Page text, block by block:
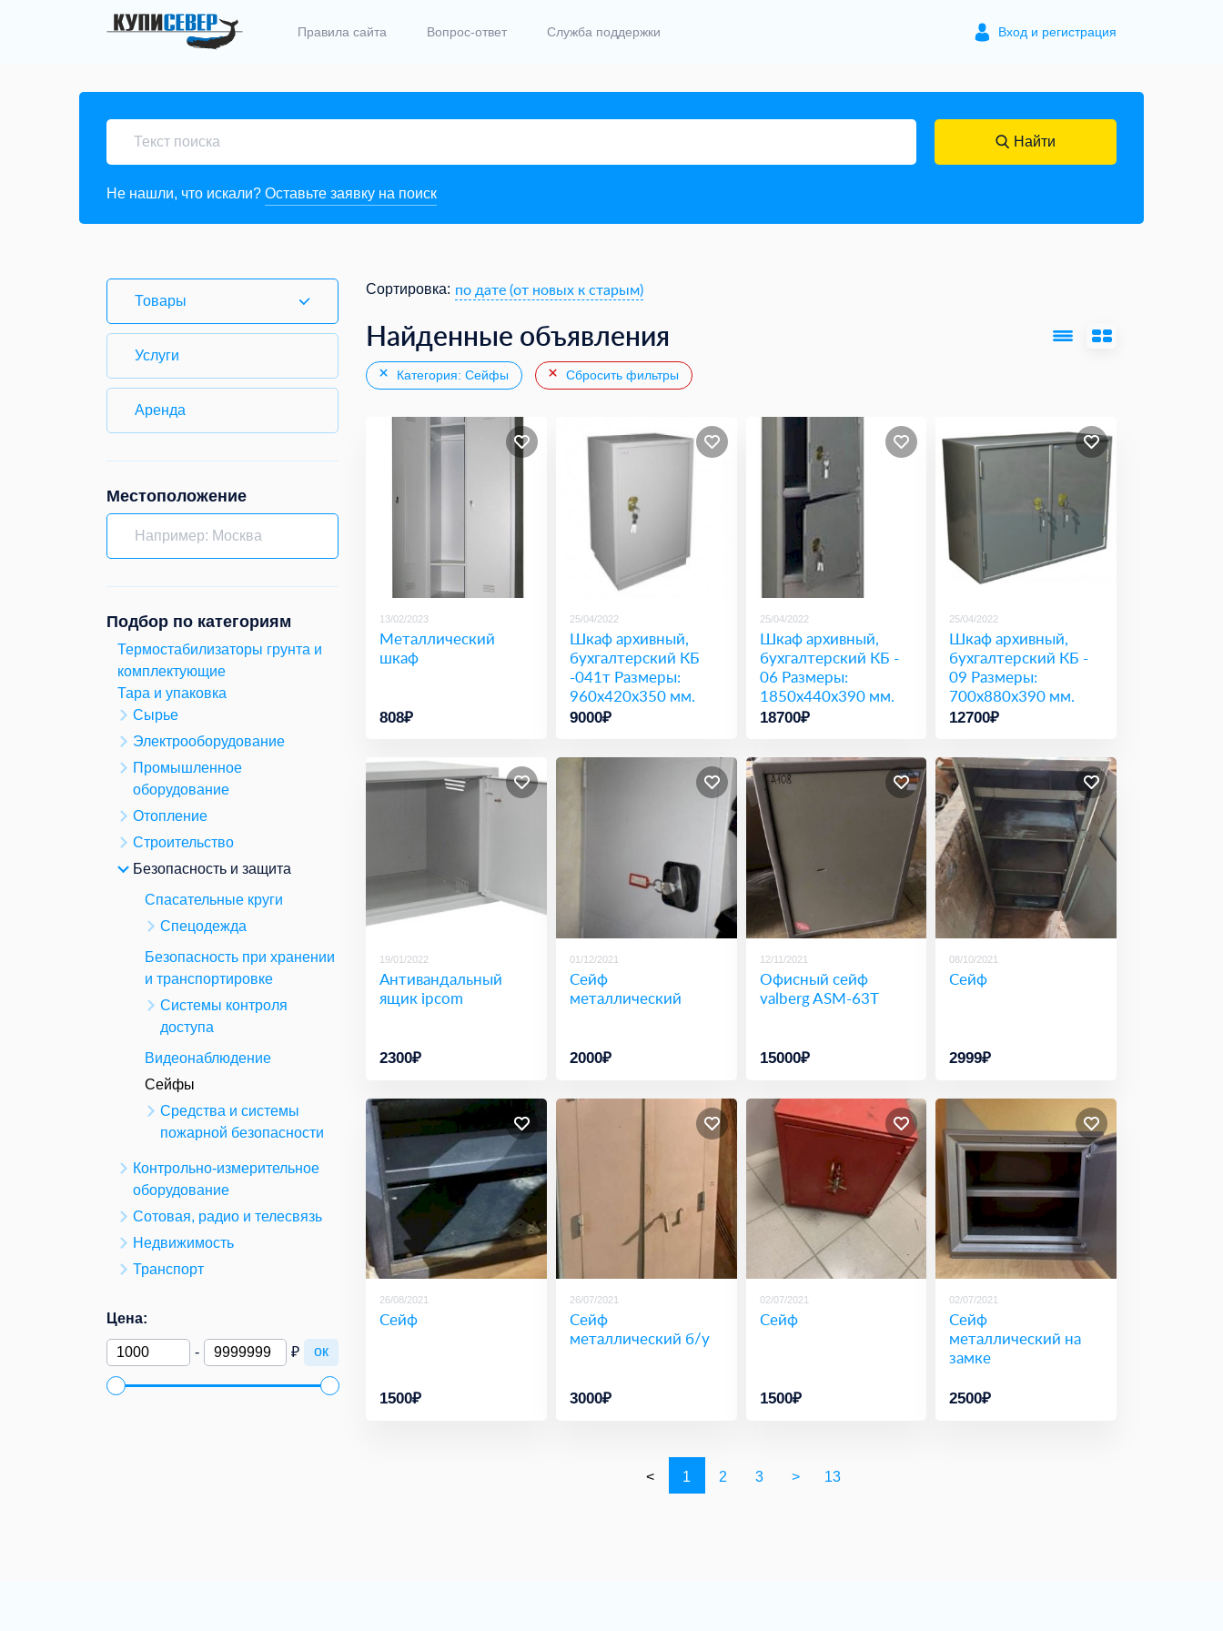
Правила сайта Вопрос-ответ Служба поддержки Вход и регистрация
Найти
Не нашли, что искали? Оставьте заявку на поиск
Товары
Услуги
Аренда
Местоположение
Подбор по категориям
Термостабилизаторы грунта и
комплектующие
Тара и упаковка
Сырье
Электрооборудование
Промышленное
оборудование
Отопление
Строительство
Безопасность и защита
Спасательные круги
Спецодежда
Безопасность при хранении
и транспортировке
Системы контроля
доступа
Видеонаблюдение
Сейфы
Средства и системы
пожарной безопасности
Контрольно-измерительное
оборудование
Сотовая, радио и телесвязь
Недвижимость
Транспорт
Цена:
- ₽ ок
Сортировка: по дате (от новых к старым)
Найденные объявления
Категория: Сейфы Сбросить фильтры
13/02/2023
Металлический
шкаф
808₽
25/04/2022
Шкаф архивный,
бухгалтерский КБ
-041т Размеры:
960х420х350 мм.
9000₽
25/04/2022
Шкаф архивный,
бухгалтерский КБ -
06 Размеры:
1850х440х390 мм.
18700₽
25/04/2022
Шкаф архивный,
бухгалтерский КБ -
09 Размеры:
700х880х390 мм.
12700₽
19/01/2022
Антивандальный
ящик ipcom
2300₽
01/12/2021
Сейф
металлический
2000₽
12/11/2021
Офисный сейф
valberg ASM-63T
15000₽
08/10/2021
Сейф
2999₽
26/08/2021
Сейф
1500₽
26/07/2021
Сейф
металлический б/у
3000₽
02/07/2021
Сейф
1500₽
02/07/2021
Сейф
металлический на
замке
2500₽
< 1 2 3 > 13